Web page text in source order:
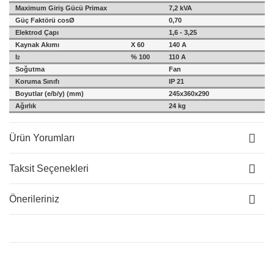
Maximum Giriş Gücü Primax
7,2 kVA
Güç Faktörü cosØ
0,70
Elektrod Çapı
1,6 - 3,25
Kaynak Akımı
X 60
140 A
2 % 100 110 A
Soğutma
Fan
Koruma Sınıfı
IP 21
Boyutlar (e/b/y) (mm)
245x360x290
Ağırlık
24 kg
Ürün Yorumları
Taksit Seçenekleri
Önerileriniz